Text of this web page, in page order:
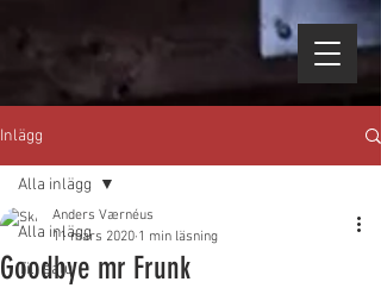
Inlägg
Alla inlägg
Till salu
Alla inlägg
Goodbye mr Frunk
Anders Værnéus
11 mars 2020 1 min läsning